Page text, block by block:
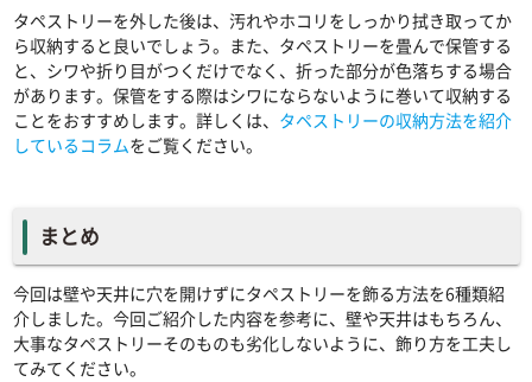
タペストリーを外した後は、汚れやホコリをしっかり拭き取ってか
ら収納すると良いでしょう。また、タペストリーを畳んで保管する
と、シワや折り目がつくだけでなく、折った部分が色落ちする場合
があります。保管をする際はシワにならないように巻いて収納する
ことをおすすめします。詳しくは、 タペストリーの収納方法を紹介
しているコラムをご覧ください。
まとめ
今回は壁や天井に穴を開けずにタペストリーを飾る方法を6種類紹
介しました。今回ご紹介した内容を参考に、壁や天井はもちろん、
大事なタペストリーそのものも劣化しないように、飾り方を工夫し
てみてください。